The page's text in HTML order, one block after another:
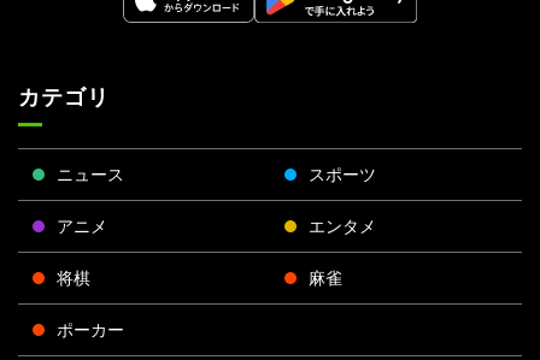
カテゴリ
ニュース スポーツ
アニメ エンタメ
将棋 麻雀
ポーカー